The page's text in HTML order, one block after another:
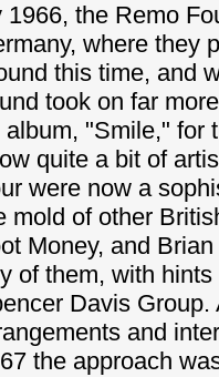
1966, the Remo
where they
this time, and
took on far
album, "Smile," for
quite a bit of
were now a
mold of other
Money, and
of them, with
Davis
and
the approach